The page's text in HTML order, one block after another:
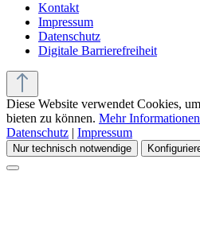
Kontakt
Impressum
Datenschutz
Digitale Barrierefreiheit
Diese Website verwendet Cookies,
bieten zu können. Mehr
Datenschutz | Impressum
Nur technisch notwendige